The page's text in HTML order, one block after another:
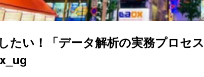
たい！「データ解析の実務プロ